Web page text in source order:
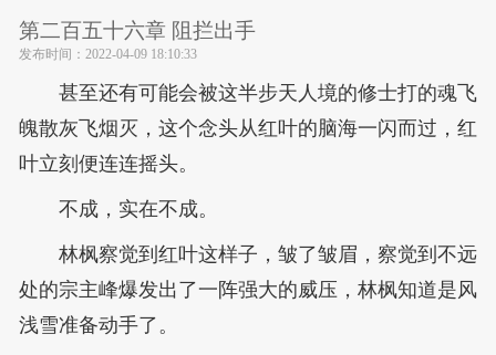
第二百五十六章 阻拦出手
发布时间： 2022-04-09 18:10:33
甚至还有可能会被这半步天人境的修士打的魂飞
魄散灰飞烟灭，这个念头从红叶的脑海一闪而过，红
叶立刻便连连摇头。
不成，实在不成。
林枫察觉到红叶这样子，皱了皱眉，察觉到不远
处的宗主峰爆发出了一阵强大的威压，林枫知道是风
浅雪准备动手了。